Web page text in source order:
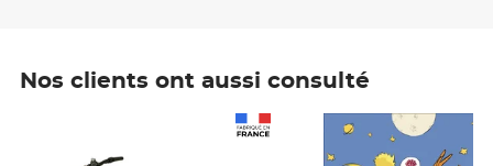
Nos clients ont aussi consulté
Prix 7,50€